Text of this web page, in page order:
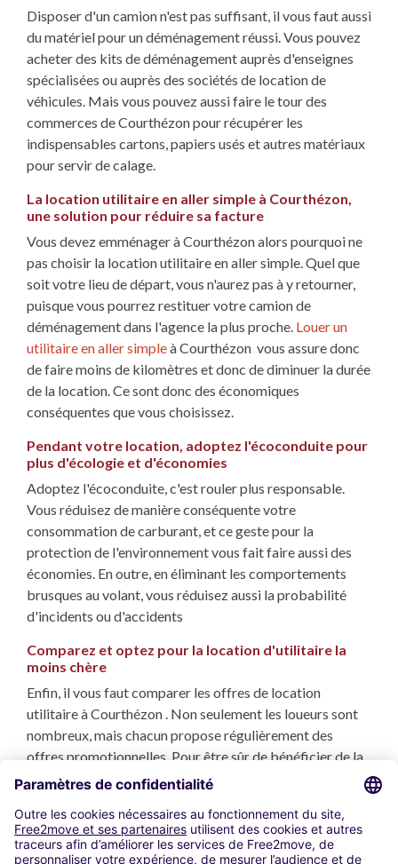
Disposer d'un camion n'est pas suffisant, il vous faut aussi
du matériel pour un déménagement réussi. Vous pouvez
acheter des kits de déménagement auprès d'enseignes
spécialisées ou auprès des sociétés de location de
véhicules. Mais vous pouvez aussi faire le tour des
commerces de Courthézon pour récupérer les
indispensables cartons, papiers usés et autres matériaux
pour servir de calage.
La location utilitaire en aller simple à Courthézon,
une solution pour réduire sa facture
Vous devez emménager à Courthézon alors pourquoi ne
pas choisir la location utilitaire en aller simple. Quel que
soit votre lieu de départ, vous n'aurez pas à y retourner,
puisque vous pourrez restituer votre camion de
déménagement dans l'agence la plus proche. Louer un
utilitaire en aller simpleà Courthézon vous assure donc
de faire moins de kilomètres et donc de diminuer la durée
de la location. Ce sont donc des économiques
conséquentes que vous choisissez.
Pendant votre location, adoptez l'écoconduite pour
plus d'écologie et d'économies
Adoptez l'écoconduite, c'est rouler plus responsable.
Vous réduisez de manière conséquente votre
consommation de carburant, et ce geste pour la
protection de l'environnement vous fait faire aussi des
économies. En outre, en éliminant les comportements
brusques au volant, vous réduisez aussi la probabilité
d'incidents ou d'accidents
Comparez et optez pour la location d'utilitaire la
moins chère
Enfin, il vous faut comparer les offres de location
utilitaire à Courthézon . Non seulement les loueurs sont
nombreux, mais chacun propose régulièrement des
offres promotionnelles. Pour être sûr de bénéficier de la
meilleure offre et des tarifs les plus avantageux, confiez
découvrez notrecomparateur de location utilitaireà
Courthézon.